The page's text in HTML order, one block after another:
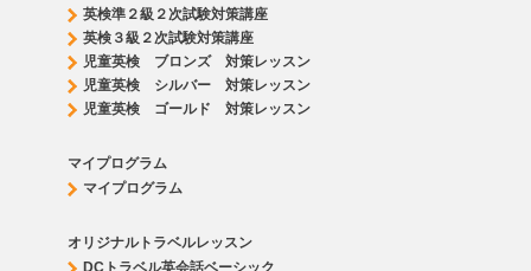
英検準２級２次試験対策講座
英検３級２次試験対策講座
児童英検 ブロンズ 対策レッスン
児童英検 シルバー 対策レッスン
児童英検 ゴールド 対策レッスン
マイプログラム
マイプログラム
オリジナルトラベルレッスン
DCトラベル英会話ベーシック